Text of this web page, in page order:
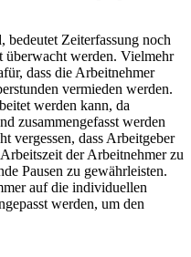
Zeiterfassung noch
überwacht werden. Vielmehr
dass die Arbeitnehmer
vermieden werden.
werden kann, da
zusammengefasst werden
vergessen, dass Arbeitgeber
der Arbeitnehmer zu
Pausen zu gewährleisten.
auf die individuellen
werden, um den